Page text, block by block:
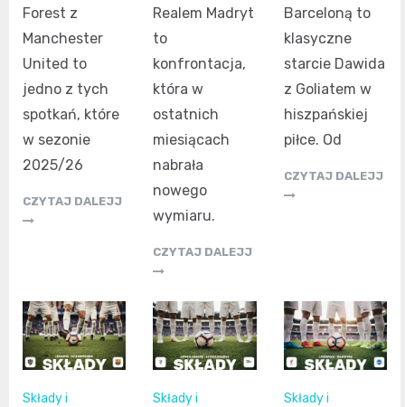
Forest z
Manchester
United to
jedno z tych
spotkań, które
w sezonie
2025/26
CZYTAJ DALEJJ
Realem Madryt
to
konfrontacja,
która w
ostatnich
miesiącach
nabrała
nowego
wymiaru.
CZYTAJ DALEJJ
Barceloną to
klasyczne
starcie Dawida
z Goliatem w
hiszpańskiej
piłce. Od
CZYTAJ DALEJJ
Składy i
Składy i
Składy i